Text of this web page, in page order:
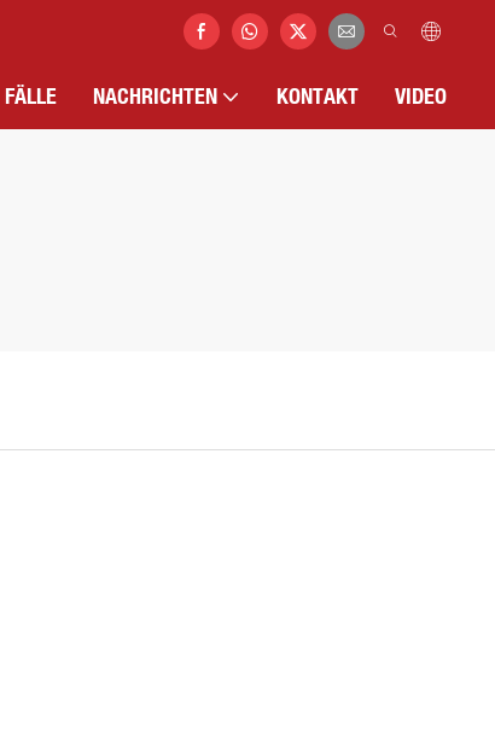
FÄLLE NACHRICHTEN KONTAKT VIDEO